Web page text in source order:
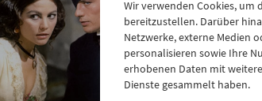
Wir verwenden Cookies, um
bereitzustellen. Darüber
Netzwerke, externe Medien
personalisieren sowie Ihre
erhobenen Daten mit
Dienste gesammelt haben.